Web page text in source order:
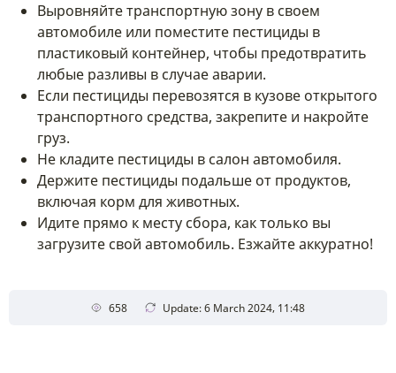
Выровняйте транспортную зону в своем
автомобиле или поместите пестициды в
пластиковый контейнер, чтобы предотвратить
любые разливы в случае аварии.
Если пестициды перевозятся в кузове открытого
транспортного средства, закрепите и накройте
груз.
Не кладите пестициды в салон автомобиля.
Держите пестициды подальше от продуктов,
включая корм для животных.
Идите прямо к месту сбора, как только вы
загрузите свой автомобиль. Езжайте аккуратно!
658 Update: 6 March 2024, 11:48